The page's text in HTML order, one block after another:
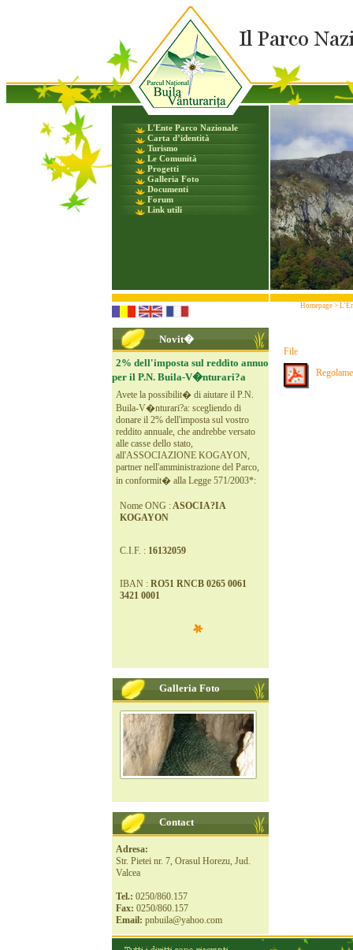
L'Ente Parco Nazionale
Carta d’identità
Turismo
Le Comunità
Progetti
Galleria Foto
Documenti
Forum
Link utili
Novit�
2% dell'imposta sul reddito annuo
per il P.N. Buila-V�nturari?a
Avete la possibilit� di aiutare il P.N.
Buila-V�nturari?a: scegliendo di
donare il 2% dell'imposta sul vostro
reddito annuale, che andrebbe versato
alle casse dello stato,
all'ASSOCIAZIONE KOGAYON,
partner nell'amministrazione del Parco,
in conformit� alla Legge 571/2003*:
Nome ONG : ASOCIA?IA
KOGAYON
C.I.F. : 16132059
IBAN : RO51 RNCB 0265 0061
3421 0001
Galleria Foto
Contact
Adresa:
Str. Pietei nr. 7, Orasul Horezu, Jud.
Valcea
Tel.: 0250/860.157
Fax: 0250/860.157
Email: pnbuila@yahoo.com
Homepage >
File